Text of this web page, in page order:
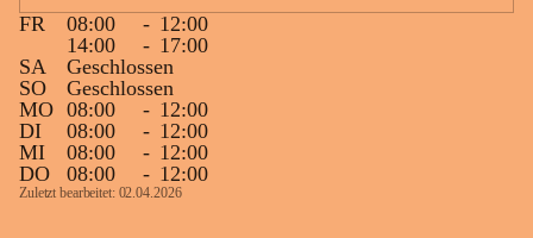
FR
08:00 - 12:00
14:00
- 17:00
SA
Geschlossen
SO
Geschlossen
MO 08:00 - 12:00
DI
08:00 - 12:00
MI
08:00 - 12:00
DO
08:00 - 12:00
Zuletzt bearbeitet: 02.04.2026